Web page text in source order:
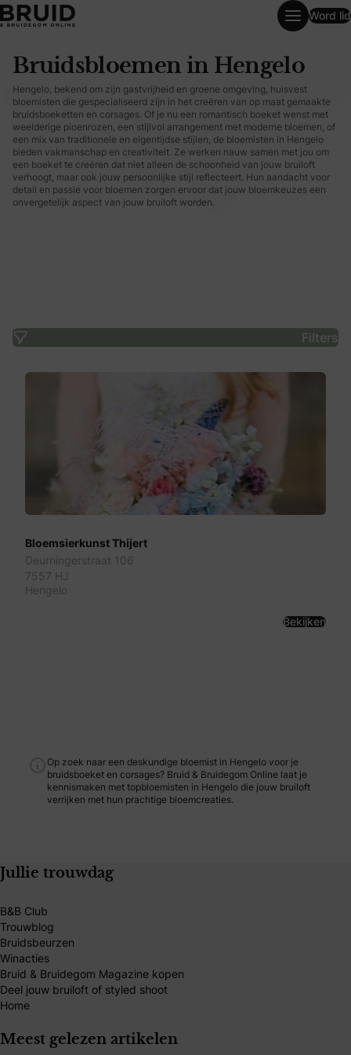
Word lid
Bruidsbloemen in Hengelo
Hengelo, bekend om zijn gastvrijheid en groene omgeving, huisvest
bloemisten die gespecialiseerd zijn in het creëren van op maat gemaakte
bruidsboeketten en corsages. Of je nu een romantisch boeket wenst met
weelderige pioenrozen, een stijlvol arrangement met moderne bloemen, of
een mix van traditionele en eigentijdse stijlen, de bloemisten in Hengelo
bieden vakmanschap en creativiteit. Ze werken nauw samen met jou om
een boeket te creëren dat niet alleen de schoonheid van jouw bruiloft
verhoogt, maar ook jouw persoonlijke stijl reflecteert. Hun aandacht voor
detail en passie voor bloemen zorgen ervoor dat jouw bloemkeuzes een
onvergetelijk aspect van jouw bruiloft worden.
Filters
Bloemsierkunst Thijert
Deurningerstraat 106
7557 HJ
Hengelo
Bekijken
Op zoek naar een deskundige bloemist in Hengelo voor je
bruidsboeket en corsages? Bruid & Bruidegom Online laat je
kennismaken met topbloemisten in Hengelo die jouw bruiloft
verrijken met hun prachtige bloemcreaties.
Jullie trouwdag
B&B Club
Trouwblog
Bruidsbeurzen
Winacties
Bruid & Bruidegom Magazine kopen
Deel jouw bruiloft of styled shoot
Home
Meest gelezen artikelen